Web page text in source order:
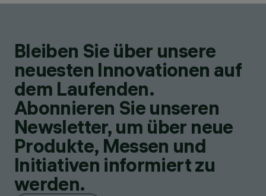
Bleiben Sie über unsere
neuesten Innovationen auf
dem Laufenden.
Abonnieren Sie unseren
Newsletter, um über neue
Produkte, Messen und
Initiativen informiert zu
werden.